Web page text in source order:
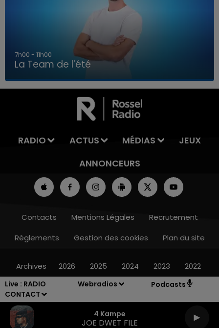
Live : RADIO
CONTACT
Webradios Podcasts
4 Kampe
JOE DWET FILE
LA TEAM DE L'ÉTÉ
7h00 - 11h00
La Team de l'été
RADIO ACTUS MÉDIAS
JEUX
ANNONCEURS
Contacts Mentions Légales
Recrutement
Règlements
Gestion des cookies Plan du site
Archives 2026 2025 2024 2023 2022